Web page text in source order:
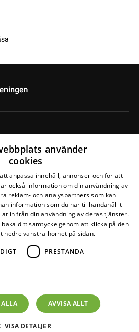
i Lidköping
drivs avGlesys ABmed
använder
cookies
anpassa innehåll, annonser och för att
också information om din användning av
reklam- och analyspartners som kan
information som du har tillhandahållit
in från din användning av deras tjänster.
ditt samtycke genom att klicka på den
nedre vänstra hörnet på sidan.
PRESTANDA
ALLA AVVISA ALLT
VISA DETALJER